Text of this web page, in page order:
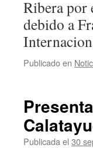
Ribera por
debido a
Publicado en
Publicada el 30